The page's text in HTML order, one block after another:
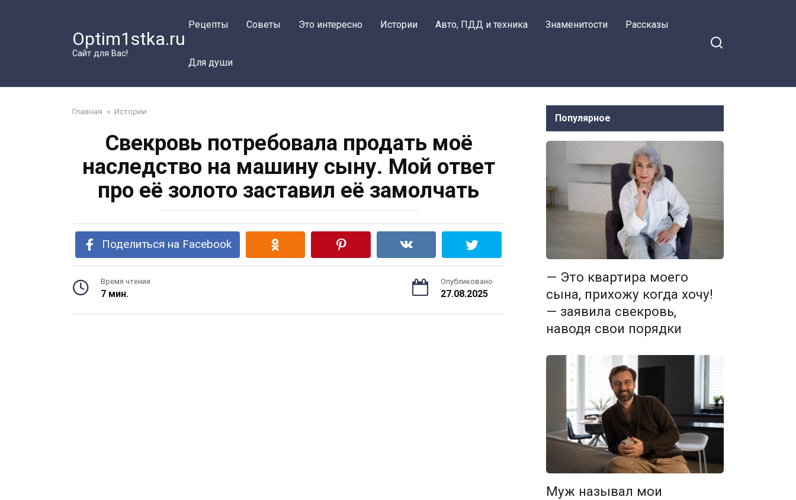
Optim1stka.ru
Сайт для Вас!
Рецепты Советы Это интересно Истории Авто, ПДД и техника Знаменитости Рассказы
Для души
Главная » Истории
Свекровь потребовала продать моё
наследство на машину сыну. Мой ответ
про её золото заставил её замолчать
Поделиться на Facebook
Время чтения
7 мин.
Опубликовано
27.08.2025
Популярное
— Это квартира моего
сына, прихожу когда хочу!
— заявила свекровь,
наводя свои порядки
Муж называл мои